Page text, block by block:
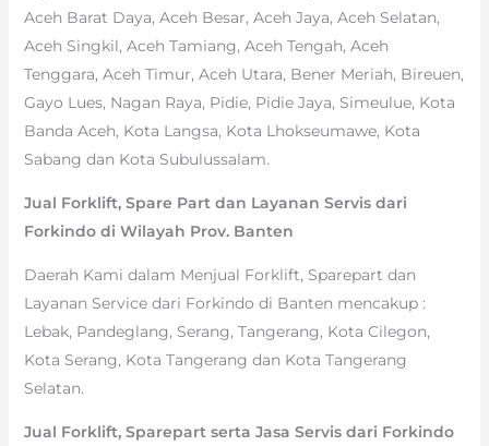
Aceh Barat Daya, Aceh Besar, Aceh Jaya, Aceh Selatan,
Aceh Singkil, Aceh Tamiang, Aceh Tengah, Aceh
Tenggara, Aceh Timur, Aceh Utara, Bener Meriah, Bireuen,
Gayo Lues, Nagan Raya, Pidie, Pidie Jaya, Simeulue, Kota
Banda Aceh, Kota Langsa, Kota Lhokseumawe, Kota
Sabang dan Kota Subulussalam.
Jual Forklift, Spare Part dan Layanan Servis dari
Forkindo di Wilayah Prov. Banten
Daerah Kami dalam Menjual Forklift, Sparepart dan
Layanan Service dari Forkindo di Banten mencakup :
Lebak, Pandeglang, Serang, Tangerang, Kota Cilegon,
Kota Serang, Kota Tangerang dan Kota Tangerang
Selatan.
Jual Forklift, Sparepart serta Jasa Servis dari Forkindo